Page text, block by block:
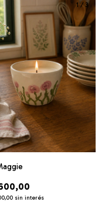
1 /3
sin interés